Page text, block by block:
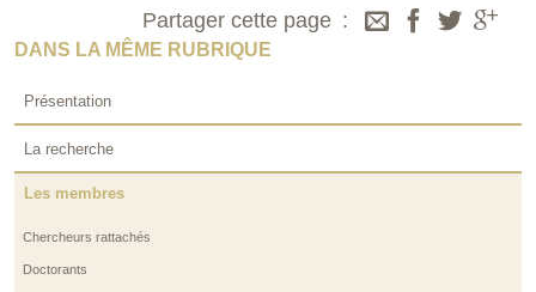
Partager cette page
DANS LA MÊME RUBRIQUE
Présentation
La recherche
Les membres
Chercheurs rattachés
Doctorants